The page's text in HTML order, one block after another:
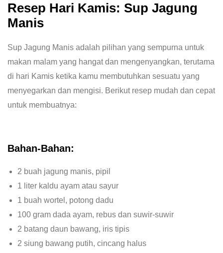
Resep Hari Kamis: Sup Jagung
Manis
Sup Jagung Manis adalah pilihan yang sempurna untuk
makan malam yang hangat dan mengenyangkan, terutama
di hari Kamis ketika kamu membutuhkan sesuatu yang
menyegarkan dan mengisi. Berikut resep mudah dan cepat
untuk membuatnya:
Bahan-Bahan:
2 buah jagung manis, pipil
1 liter kaldu ayam atau sayur
1 buah wortel, potong dadu
100 gram dada ayam, rebus dan suwir-suwir
2 batang daun bawang, iris tipis
2 siung bawang putih, cincang halus